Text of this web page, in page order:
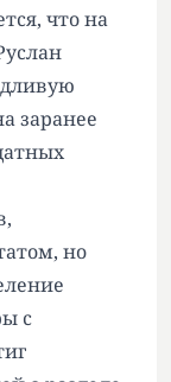
что на
заранее
но
с